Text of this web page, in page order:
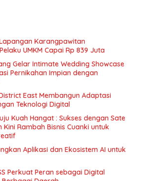
Karangpawitan
UMKM Capai Rp 839 Juta
Gelar Intimate Wedding Showcase
Pernikahan Impian dengan
East Membangun Adaptasi
Teknologi Digital
Kuah Hangat : Sukses dengan Sate
Rambah Bisnis Cuanki untuk
Aplikasi dan Ekosistem AI untuk
Perkuat Peran sebagai Digital